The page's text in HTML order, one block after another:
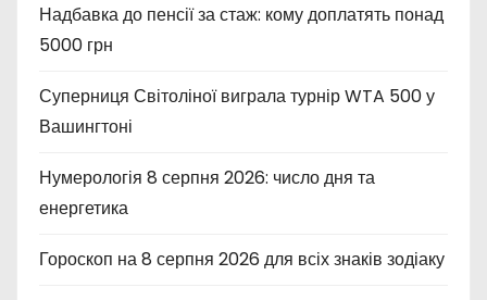
Надбавка до пенсії за стаж: кому доплатять понад
5000 грн
Суперниця Світоліної виграла турнір WTA 500 у
Вашингтоні
Нумерологія 8 серпня 2026: число дня та
енергетика
Гороскоп на 8 серпня 2026 для всіх знаків зодіаку